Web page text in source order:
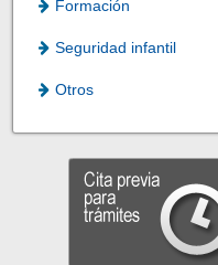
Formación
Seguridad infantil
Otros